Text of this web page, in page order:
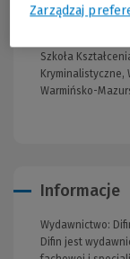
prawniczych oraz
Szkoła
Kryminalistyczne,
Warmińsko-
Informacje
Wydawnictwo:
Difin jest
Zarządzaj